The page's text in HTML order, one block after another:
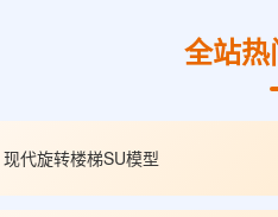
全站
现代旋转楼梯SU模型